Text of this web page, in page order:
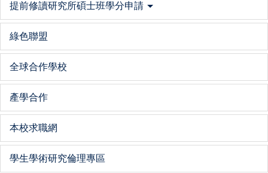
提前修讀研究所碩士班學分申請
綠色聯盟
全球合作學校
產學合作
本校求職網
學生學術研究倫理專區